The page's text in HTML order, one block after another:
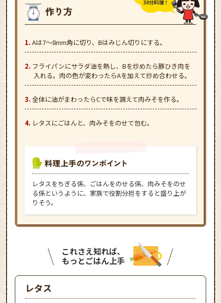
30分料理！
Aは7～8mm角に切り、Bはみじん切りにする。
フライパンにサラダ油を熱し、Bを炒めたら豚ひき肉を
入れる。肉の色が変わったらAを加えて炒め合わせる。
全体に油がまわったらCで味を調えて肉みそを作る。
レタスにごはんと、肉みそをのせて包む。
レタスをちぎる係、ごはんをのせる係、肉みそをのせ
る係というように、家族で役割分担をすると盛り上が
りそう。
これさえ知れば、
もっとごはん上手
レタス